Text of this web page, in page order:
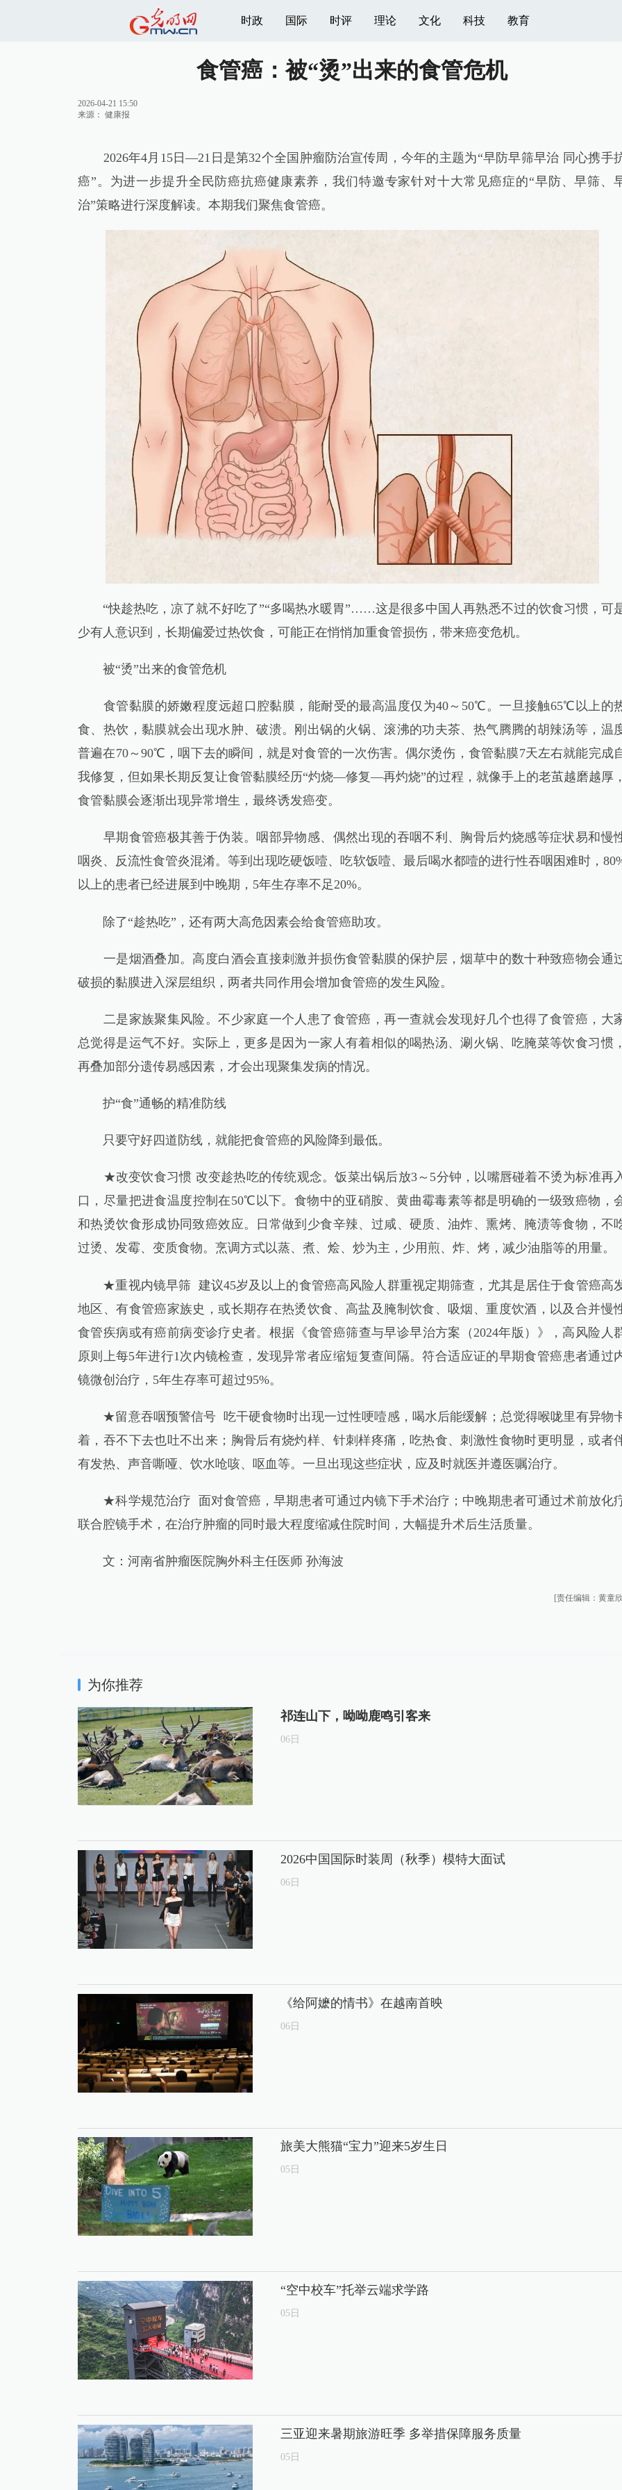
时政 国际 时评 理论 文化 科技 教育
食管癌：被“烫”出来的食管危机
2026-04-21 15:50
来源： 健康报
2026年4月15日—21日是第32个全国肿瘤防治宣传周，今年的主题为“早防早筛早治 同心携手
癌”。为进一步提升全民防癌抗癌健康素养，我们特邀专家针对十大常见癌症的“早防、早筛、
治”策略进行深度解读。本期我们聚焦食管癌。
“快趁热吃，凉了就不好吃了”“多喝热水暖胃”……这是很多中国人再熟悉不过的饮食习惯，可
少有人意识到，长期偏爱过热饮食，可能正在悄悄加重食管损伤，带来癌变危机。
被“烫”出来的食管危机
食管黏膜的娇嫩程度远超口腔黏膜，能耐受的最高温度仅为40～50℃。一旦接触65℃以上的
食、热饮，黏膜就会出现水肿、破溃。刚出锅的火锅、滚沸的功夫茶、热气腾腾的胡辣汤等，温
普遍在70～90℃，咽下去的瞬间，就是对食管的一次伤害。偶尔烫伤，食管黏膜7天左右就能完成
我修复，但如果长期反复让食管黏膜经历“灼烧—修复—再灼烧”的过程，就像手上的老茧越磨越厚
食管黏膜会逐渐出现异常增生，最终诱发癌变。
早期食管癌极其善于伪装。咽部异物感、偶然出现的吞咽不利、胸骨后灼烧感等症状易和慢
咽炎、反流性食管炎混淆。等到出现吃硬饭噎、吃软饭噎、最后喝水都噎的进行性吞咽困难时，
以上的患者已经进展到中晚期，5年生存率不足20%。
除了“趁热吃”，还有两大高危因素会给食管癌助攻。
一是烟酒叠加。高度白酒会直接刺激并损伤食管黏膜的保护层，烟草中的数十种致癌物会通
破损的黏膜进入深层组织，两者共同作用会增加食管癌的发生风险。
二是家族聚集风险。不少家庭一个人患了食管癌，再一查就会发现好几个也得了食管癌，大
总觉得是运气不好。实际上，更多是因为一家人有着相似的喝热汤、涮火锅、吃腌菜等饮食习惯
再叠加部分遗传易感因素，才会出现聚集发病的情况。
护“食”通畅的精准防线
只要守好四道防线，就能把食管癌的风险降到最低。
★改变饮食习惯 改变趁热吃的传统观念。饭菜出锅后放3～5分钟，以嘴唇碰着不烫为标准再
口，尽量把进食温度控制在50℃以下。食物中的亚硝胺、黄曲霉毒素等都是明确的一级致癌物，
和热烫饮食形成协同致癌效应。日常做到少食辛辣、过咸、硬质、油炸、熏烤、腌渍等食物，不
过烫、发霉、变质食物。烹调方式以蒸、煮、烩、炒为主，少用煎、炸、烤，减少油脂等的用量。
★重视内镜早筛 建议45岁及以上的食管癌高风险人群重视定期筛查，尤其是居住于食管癌高
地区、有食管癌家族史，或长期存在热烫饮食、高盐及腌制饮食、吸烟、重度饮酒，以及合并慢
食管疾病或有癌前病变诊疗史者。根据《食管癌筛查与早诊早治方案（2024年版）》，高风险人
原则上每5年进行1次内镜检查，发现异常者应缩短复查间隔。符合适应证的早期食管癌患者通过
镜微创治疗，5年生存率可超过95%。
★留意吞咽预警信号 吃干硬食物时出现一过性哽噎感，喝水后能缓解；总觉得喉咙里有异物
着，吞不下去也吐不出来；胸骨后有烧灼样、针刺样疼痛，吃热食、刺激性食物时更明显，或者
有发热、声音嘶哑、饮水呛咳、呕血等。一旦出现这些症状，应及时就医并遵医嘱治疗。
★科学规范治疗 面对食管癌，早期患者可通过内镜下手术治疗；中晚期患者可通过术前放化
联合腔镜手术，在治疗肿瘤的同时最大程度缩减住院时间，大幅提升术后生活质量。
文：河南省肿瘤医院胸外科主任医师 孙海波
[责任编辑：黄童
为你推荐
祁连山下，呦呦鹿鸣引客来
06日
2026中国国际时装周（秋季）模特大面试
06日
《给阿嬷的情书》在越南首映
06日
旅美大熊猫“宝力”迎来5岁生日
05日
“空中校车”托举云端求学路
05日
三亚迎来暑期旅游旺季 多举措保障服务质量
05日